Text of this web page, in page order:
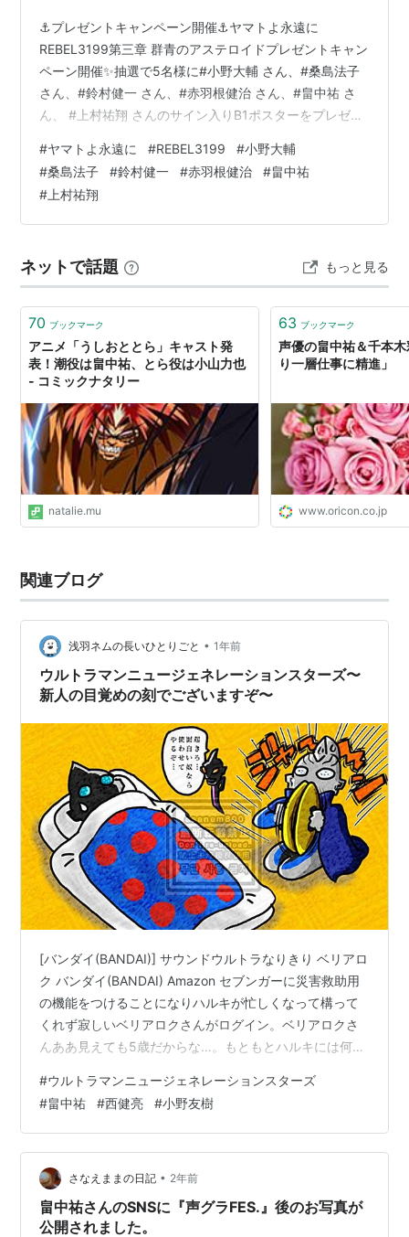
⚓プレゼントキャンペーン開催⚓ヤマトよ永遠に
REBEL3199第三章 群青のアステロイドプレゼントキャン
ペーン開催✨抽選で5名様に#小野大輔 さん、#桑島法子
さん、#鈴村健一 さん、#赤羽根健治 さん、#畠中祐 さ
ん、 #上村祐翔 さんのサイン入りB1ポスターをプレゼン
(@new_yamato_2199) 2025年5月2日
#ヤマトよ永遠に #REBEL3199 #小野大輔
#桑島法子 #鈴村健一 #赤羽根健治 #畠中祐
# 上村祐翔
ネットで話題 もっと見る
70 ブックマーク
アニメ「うしおととら」キャスト発
表！潮役は畠中祐、とら役は小山力也
- コミックナタリー
natalie.mu
63 ブックマーク
声優の畠中祐＆千本
り一層仕事に精進」
www.oricon.co.jp
関連ブログ
浅羽ネムの長いひとりごと • 1年前
ウルトラマンニュージェネレーションスターズ〜
新人の目覚めの刻でございますぞ〜
[バンダイ(BANDAI)] サウンドウルトラなりきり ベリアロ
ク バンダイ(BANDAI) Amazon セブンガーに災害救助用
の機能をつけることになりハルキが忙しくなって構って
くれず寂しいベリアロクさんがログイン。ベリアロクさ
んああ見えても5歳だからな…。もともとハルキには何か
的授業風景になっておる。自由気ままに持ち主を変える
けどなんやかんやでハルキ&ゼットさんのところへ戻って
くる。猫だ。 www.m78-online.net 闇の力を使うため体
への負担が大きく、ハルキと一体化してる時は使えない
形態。初耳！それにしても「いつザ・キングダムと…
#ウルトラマンニュージェネレーションスターズ
#畠中祐 #西健亮 #小野友樹
さなえままの日記 • 2年前
畠中祐さんのSNSに『声グラFES.』後のお写真が
公開されました。